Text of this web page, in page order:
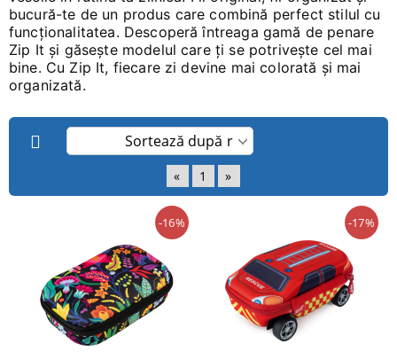
bucură-te de un produs care combină perfect stilul cu
funcționalitatea. Descoperă întreaga gamă de penare
Zip It și găsește modelul care ți se potrivește cel mai
bine. Cu Zip It, fiecare zi devine mai colorată și mai
organizată.
« 1 »
-16% -17%